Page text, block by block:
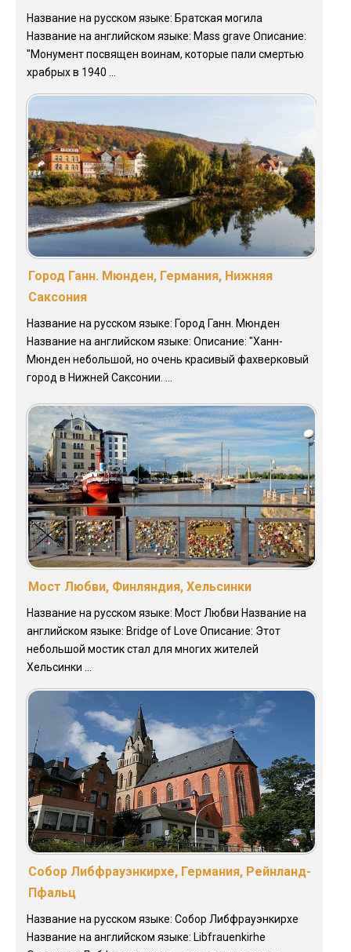
Название на русском языке: Братская могила
Название на английском языке: Mass grave Описание:
"Монумент посвящен воинам, которые пали смертью
храбрых в 1940 ...
Город Ганн. Мюнден, Германия, Нижняя
Саксония
Название на русском языке: Город Ганн. Мюнден
Название на английском языке: Описание: "Ханн-
Мюнден небольшой, но очень красивый фахверковый
город в Нижней Саксонии. ...
Мост Любви, Финляндия, Хельсинки
Название на русском языке: Мост Любви Название на
английском языке: Bridge of Love Описание: Этот
небольшой мостик стал для многих жителей
Хельсинки ...
Собор Либфрауэнкирхе, Германия, Рейнланд-
Пфальц
Название на русском языке: Собор Либфрауэнкирхе
Название на английском языке: Libfrauenkirhe